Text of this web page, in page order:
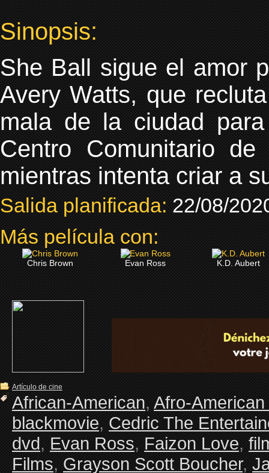
Sinopsis:
She Ball sigue el amor
Avery Watts, que
mala de la ciudad
Centro Comunitario
mientras intenta criar a
Salida planificada:22/08/
Más película con:
Chris Brown Evan Ross K.D. Aubert
Artículo de cine
African-American,Afro-
blackmovie,Cedric The
dvd,Evan Ross,Faizon Love,
Films,Grayson Scott Boucher,